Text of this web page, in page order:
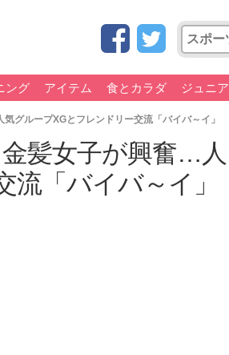
ング アイテム 食とカラダ ジュニア
ループXGとフレンドリー交流「バイバ～イ」
髪女子が興奮…人
「バイバ～イ」